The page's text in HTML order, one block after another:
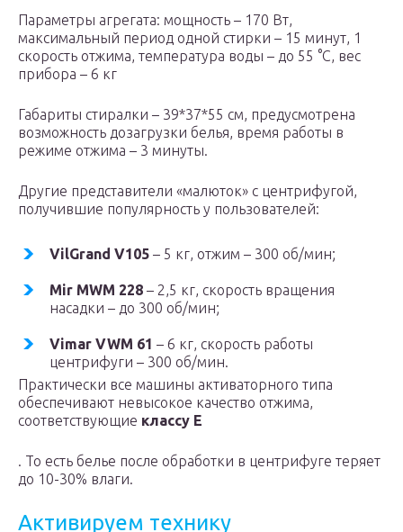
Параметры агрегата: мощность – 170 Вт,
максимальный период одной стирки – 15 минут, 1
скорость отжима, температура воды – до 55 °C, вес
прибора – 6 кг
Габариты стиралки – 39*37*55 см, предусмотрена
возможность дозагрузки белья, время работы в
режиме отжима – 3 минуты.
Другие представители «малюток» с центрифугой,
получившие популярность у пользователей:
VilGrand V105 – 5 кг, отжим – 300 об/мин;
Mir MWM 228 – 2,5 кг, скорость вращения
насадки – до 300 об/мин;
Vimar VWM 61 – 6 кг, скорость работы
центрифуги – 300 об/мин.
Практически все машины активаторного типа
обеспечивают невысокое качество отжима,
соответствующие классу E
. То есть белье после обработки в центрифуге теряет
до 10-30% влаги.
Активируем технику